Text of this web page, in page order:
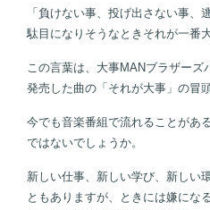
「負けない事、投げ出さない事
駄目になりそうなときそれが一番大
この言葉は、大事MANブラザーズ
発売した曲の「それが大事」の冒
今でも音楽番組で流れることがあ
ではないでしょうか。
新しい仕事、新しい学び、新しい
ともありますが、ときには嫌にな